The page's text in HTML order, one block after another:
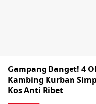
Gampang Banget! 4
Kambing Kurban
Kos Anti Ribet